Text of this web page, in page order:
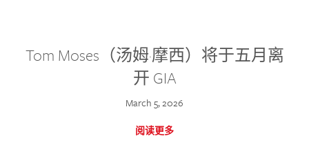
Tom Moses（汤姆·摩西）将于五月离
开 GIA
March 5, 2026
阅读更多